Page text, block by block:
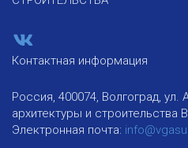
Контактная информация
Россия, 400074, Волгоград, ул.
архитектуры и строительства
Электронная почта: